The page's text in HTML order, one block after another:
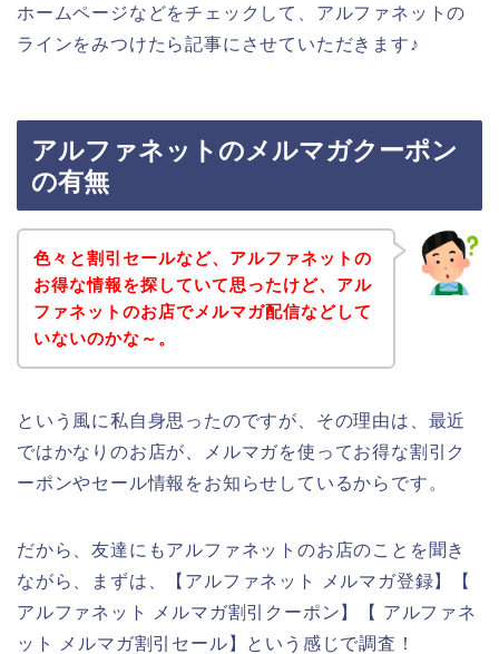
ホームページなどをチェックして、アルファネットの
ラインをみつけたら記事にさせていただきます♪
アルファネットのメルマガクーポン
の有無
色々と割引セールなど、アルファネットの
お得な情報を探していて思ったけど、アル
ファネットのお店でメルマガ配信などして
いないのかな～。
という風に私自身思ったのですが、その理由は、最近
ではかなりのお店が、メルマガを使ってお得な割引ク
ーポンやセール情報をお知らせしているからです。
だから、友達にもアルファネットのお店のことを聞き
ながら、まずは、【アルファネット メルマガ登録】【
アルファネット メルマガ割引クーポン】【 アルファネ
ット メルマガ割引セール】という感じで調査！